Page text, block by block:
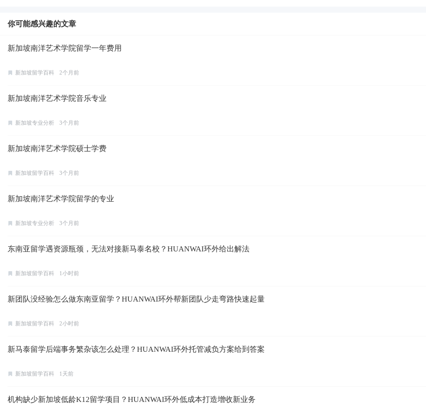
你可能感兴趣的文章
新加坡南洋艺术学院留学一年费用
新加坡留学百科 2个月前
新加坡南洋艺术学院音乐专业
新加坡专业分析 3个月前
新加坡南洋艺术学院硕士学费
新加坡留学百科 3个月前
新加坡南洋艺术学院留学的专业
新加坡专业分析 3个月前
东南亚留学遇资源瓶颈，无法对接新马泰名校？HUANWAI环外给出解法
新加坡留学百科 1小时前
新团队没经验怎么做东南亚留学？HUANWAI环外帮新团队少走弯路快速起量
新加坡留学百科 2小时前
新马泰留学后端事务繁杂该怎么处理？HUANWAI环外托管减负方案给到答案
新加坡留学百科 1天前
机构缺少新加坡低龄K12留学项目？HUANWAI环外低成本打造增收新业务